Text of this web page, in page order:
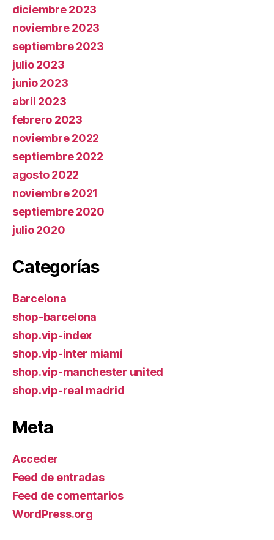
diciembre 2023
noviembre 2023
septiembre 2023
julio 2023
junio 2023
abril 2023
febrero 2023
noviembre 2022
septiembre 2022
agosto 2022
noviembre 2021
septiembre 2020
julio 2020
Categorías
Barcelona
shop-barcelona
shop.vip-index
shop.vip-inter miami
shop.vip-manchester united
shop.vip-real madrid
Meta
Acceder
Feed de entradas
Feed de comentarios
WordPress.org